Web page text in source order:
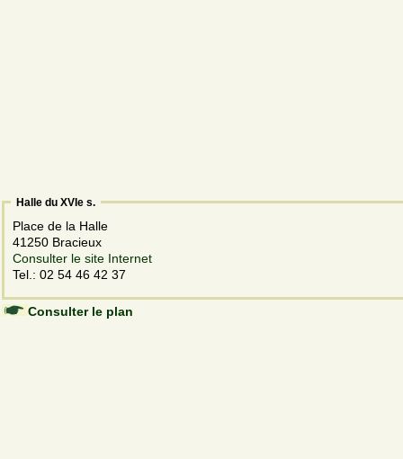
Halle du XVIe s.
Place de la Halle
41250 Bracieux
Consulter le site Internet
Tel.: 02 54 46 42 37
Consulter le plan